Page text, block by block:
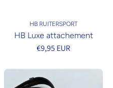
HB RUITERSPORT
HB Luxe attachement
€9,95 EUR